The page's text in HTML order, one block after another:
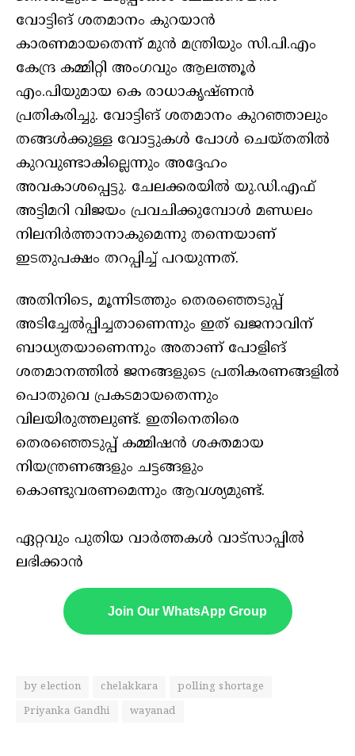
വോട്ടിങ് ശതമാനം കുറയാൻ
കാരണമായതെന്ന് മുൻ മന്ത്രിയും സി.പി.എം
കേന്ദ്ര കമ്മിറ്റി അംഗവും ആലത്തൂർ
എം.പിയുമായ കെ രാധാകൃഷ്ണൻ
പ്രതികരിച്ചു. വോട്ടിങ് ശതമാനം കുറഞ്ഞാലും
തങ്ങൾക്കുള്ള വോട്ടുകൾ പോൾ ചെയ്തതിൽ
കുറവുണ്ടാകില്ലെന്നും അദ്ദേഹം
അവകാശപ്പെട്ടു. ചേലക്കരയിൽ യു.ഡി.എഫ്
അട്ടിമറി വിജയം പ്രവചിക്കുമ്പോൾ മണ്ഡലം
നിലനിർത്താനാകുമെന്നു തന്നെയാണ്
ഇടതുപക്ഷം തറപ്പിച്ച് പറയുന്നത്.
അതിനിടെ, മൂന്നിടത്തും തെരഞ്ഞെടുപ്പ്
അടിച്ചേൽപ്പിച്ചതാണെന്നും ഇത് ഖജനാവിന്
ബാധ്യതയാണെന്നും അതാണ് പോളിങ്
ശതമാനത്തിൽ ജനങ്ങളുടെ പ്രതികരണങ്ങളിൽ
പൊതുവെ പ്രകടമായതെന്നും
വിലയിരുത്തലുണ്ട്. ഇതിനെതിരെ
തെരഞ്ഞെടുപ്പ് കമ്മിഷൻ ശക്തമായ
നിയന്ത്രണങ്ങളും ചട്ടങ്ങളും
കൊണ്ടുവരണമെന്നും ആവശ്യമുണ്ട്.
ഏറ്റവും പുതിയ വാർത്തകൾ വാട്സാപ്പിൽ
ലഭിക്കാൻ
Join Our WhatsApp Group
by election chelakkara
polling shortage
Priyanka Gandhi
wayanad